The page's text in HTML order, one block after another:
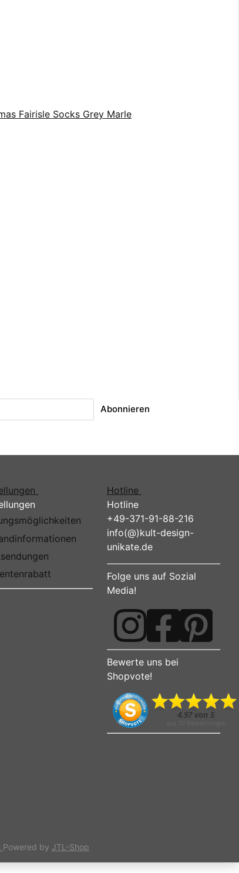
Fairisle Socks Grey Marle
Abonnieren
Hotline
Hotline
+49-371-91-88-216
info(@)kult-design-
unikate.de
Folge uns auf Sozial
Media!
Bewerte uns bei
Shopvote!
Powered by JTL-Shop